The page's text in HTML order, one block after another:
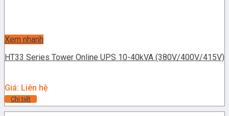
Xem nhanh
HT33 Series Tower Online UPS 10-40kVA (380V/400V/415V)
Giá: Liên hệ
Chi tiết